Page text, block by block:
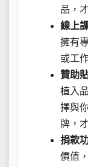
品，
線上
擁有
或工
贊助
植入
擇與
牌，
捐款
價值